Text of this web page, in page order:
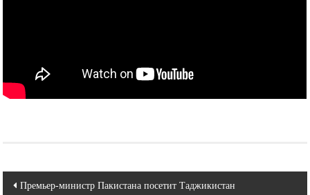
Навигация
Премьер-министр Пакистана посетит Таджикистан